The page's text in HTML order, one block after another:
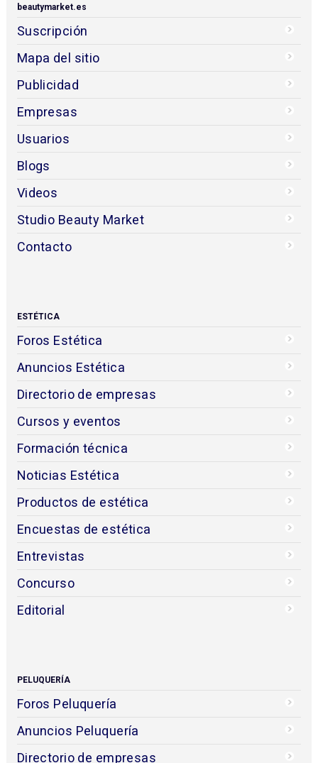
beautymarket.es
Suscripción
Mapa del sitio
Publicidad
Empresas
Usuarios
Blogs
Videos
Studio Beauty Market
Contacto
ESTÉTICA
Foros Estética
Anuncios Estética
Directorio de empresas
Cursos y eventos
Formación técnica
Noticias Estética
Productos de estética
Encuestas de estética
Entrevistas
Concurso
Editorial
PELUQUERÍA
Foros Peluquería
Anuncios Peluquería
Directorio de empresas